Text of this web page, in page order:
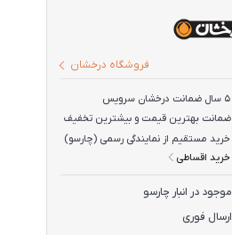
فروشگاه درخشان
5 سال ضمانت درخشان سرویس
ضمانت بهترین قیمت و بیشترین تخفیف
خرید مستقیم از نمایندگی رسمی (چارسو)
خرید اقساطی
موجود در انبار چارسو
ارسال فوری